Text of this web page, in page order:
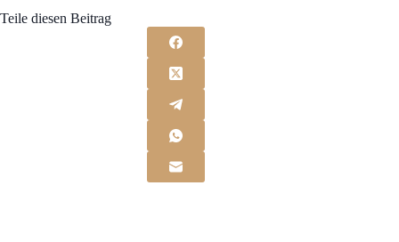
Teile diesen Beitrag